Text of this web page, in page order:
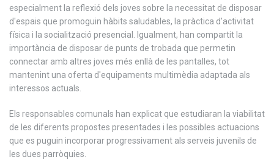
especialment la reflexió dels joves sobre la necessitat de disposar
d'espais que promoguin hàbits saludables, la pràctica d'activitat
física i la socialització presencial. Igualment, han compartit la
importància de disposar de punts de trobada que permetin
connectar amb altres joves més enllà de les pantalles, tot
mantenint una oferta d'equipaments multimèdia adaptada als
interessos actuals.
Els responsables comunals han explicat que estudiaran la viabilitat
de les diferents propostes presentades i les possibles actuacions
que es puguin incorporar progressivament als serveis juvenils de
les dues parròquies.